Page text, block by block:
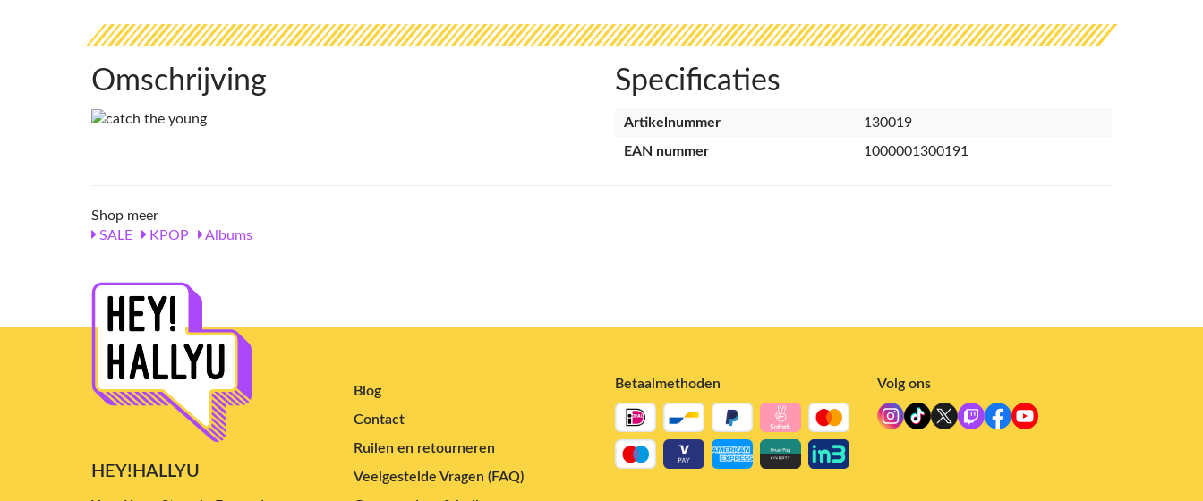
Omschrijving Specificaties
Artikelnummer
130019
EAN nummer
1000001300191
Shop meer
SALE
KPOP Albums
HEY!HALLYU
Blog
Contact
Ruilen en retourneren
Veelgestelde Vragen (FAQ)
Betaalmethoden Volg ons